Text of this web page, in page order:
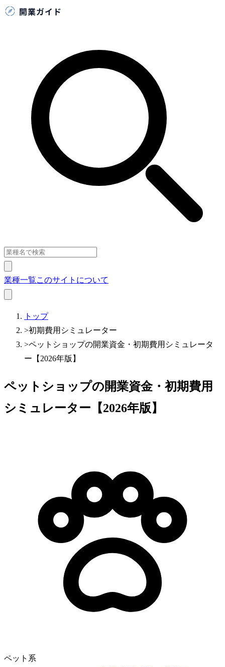
業種一覧このサイトについて
トップ
>初期費用シミュレーター
>ペットショップの開業資金・初期費用シミュレータ
ー【2026年版】
ペットショップの開業資金・初期費用
シミュレーター【2026年版】
ペット系